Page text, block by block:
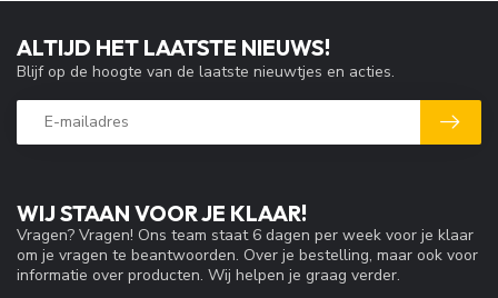
WIJ STAAN VOOR JE KLAAR!
Vragen? Vragen! Ons team staat 6 dagen per week voor je klaar
om je vragen te beantwoorden. Over je bestelling, maar ook voor
informatie over producten. Wij helpen je graag verder.
ALTIJD HET LAATSTE NIEUWS!
Blijf op de hoogte van de laatste nieuwtjes en acties.